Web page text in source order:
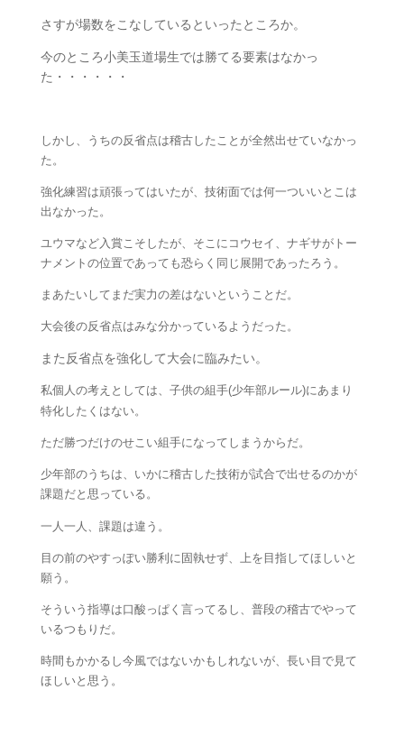
さすが場数をこなしているといったところか。
今のところ小美玉道場生では勝てる要素はなかっ
た・・・・・・
しかし、うちの反省点は稽古したことが全然出せていなかっ
た。
強化練習は頑張ってはいたが、技術面では何一ついいとこは
出なかった。
ユウマなど入賞こそしたが、そこにコウセイ、ナギサがトー
ナメントの位置であっても恐らく同じ展開であったろう。
まあたいしてまだ実力の差はないということだ。
大会後の反省点はみな分かっているようだった。
また反省点を強化して大会に臨みたい。
私個人の考えとしては、子供の組手(少年部ルール)にあまり
特化したくはない。
ただ勝つだけのせこい組手になってしまうからだ。
少年部のうちは、いかに稽古した技術が試合で出せるのかが
課題だと思っている。
一人一人、課題は違う。
目の前のやすっぽい勝利に固執せず、上を目指してほしいと
願う。
そういう指導は口酸っぱく言ってるし、普段の稽古でやって
いるつもりだ。
時間もかかるし今風ではないかもしれないが、長い目で見て
ほしいと思う。